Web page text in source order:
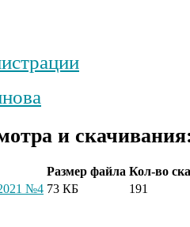
и
Размер файла Кол-во
№4 73 КБ 191